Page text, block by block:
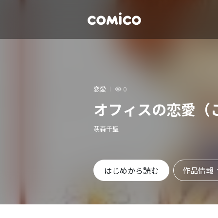
恋愛 0
オフィスの恋愛（
萩森千聖
はじめから読む 作品情報